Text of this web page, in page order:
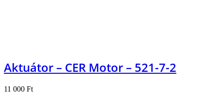
Aktuátor – CER Motor – 521-7-2
11 000 Ft